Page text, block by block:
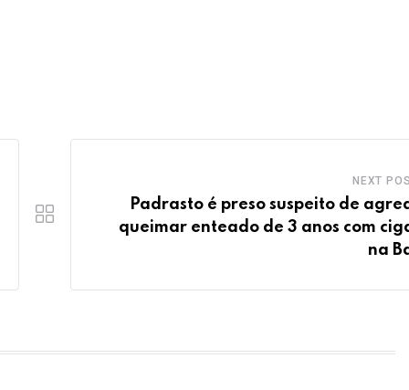
NEXT
Padrasto é preso suspeito de
queimar enteado de 3 anos com
na